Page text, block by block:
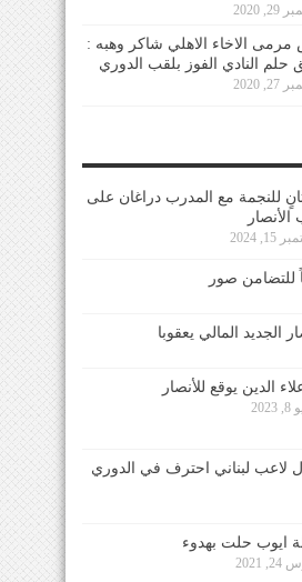
2020
الاخاء الاهلي شاكر وهبه :
حلم النادي الفوز بلقب الدوري
2020
للنجمة مع المدرب دراغان على
2024
للتضامن صور
الجديد المالي يعقوبا
الدين يوقع للأنصار
لبناني احترف في الدوري
ايوب حلت بهدوء
2021